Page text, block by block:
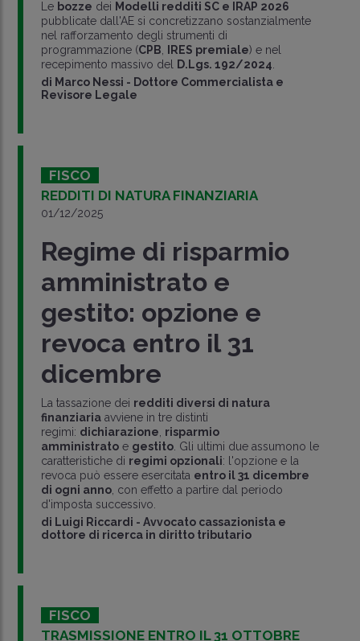
Le bozze dei Modelli redditi SC e IRAP 2026
pubblicate dall'AE si concretizzano sostanzialmente
nel rafforzamento degli strumenti di
programmazione (CPB IRES premiale) e nel
recepimento massivo del
D.Lgs. 192/2024
di Marco Nessi - Dottore Commercialista e
Revisore Legale
FISCO
REDDITI DI NATURA FINANZIARIA
01/12/2025
Regime di risparmio
amministrato e
gestito: opzione e
revoca entro il 31
dicembre
La tassazione dei redditi diversi di natura
finanziariaavviene in tre distinti
regimi: dichiarazione risparmio
amministratoe gestito. Gli ultimi due assumono le
caratteristiche di regimi opzionali: l'opzione e la
revoca può essere esercitata entro il 31 dicembre
di ogni anno, con effetto a partire dal periodo
d'imposta successivo.
di Luigi Riccardi - Avvocato cassazionista e
dottore di ricerca in diritto tributario
FISCO
TRASMISSIONE ENTRO IL 31 OTTOBRE